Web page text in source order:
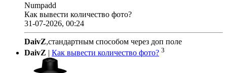
Numpadd
Как вывести количество фото?
31-07-2026, 00:24
DaivZ,стандартным способом через доп поле
DaivZ | Как вывести количество фото? 3